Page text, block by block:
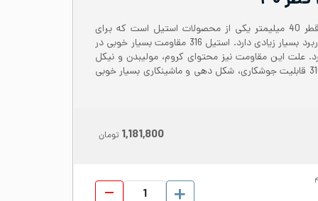
میلگرد استیل 316 یا 1.4401 با قطر 40 میلیمتر یکی از محصولات استیل است که برای
ساخت و تولید قطعات استیل کاربرد بسیار زیادی دارد. استیل 316 مقاومت بسیار خوبی در
علت این مقاومت نیز محتوای کروم، مولیبدن و نیکل
ساختار آن است. میلگرد استیل 316 قابلیت جوشکاری، شکل دهی و ماشینکاری بسیار خوبی
1,181,800 تومان
میلگرد استیل 316 قطر 40 عدد